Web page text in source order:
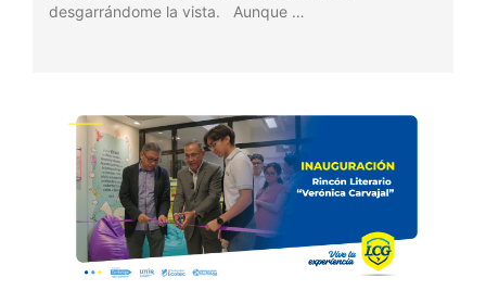
desgarrándome la vista. Aunque …